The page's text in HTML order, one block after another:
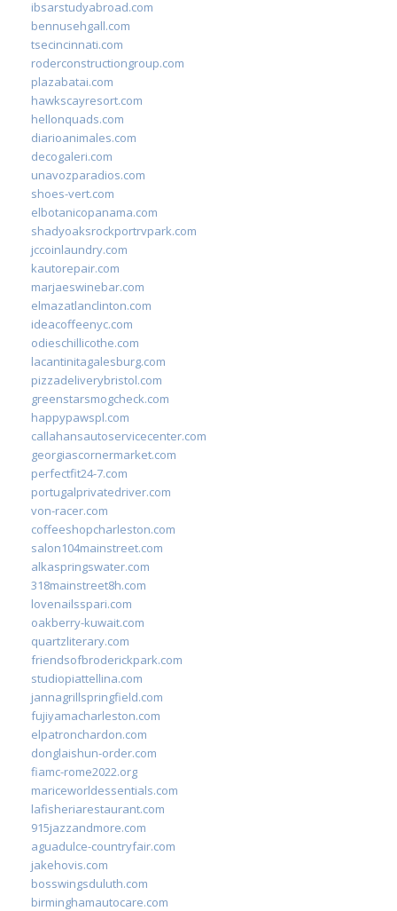
ibsarstudyabroad.com
bennusehgall.com
tsecincinnati.com
roderconstructiongroup.com
plazabatai.com
hawkscayresort.com
hellonquads.com
diarioanimales.com
decogaleri.com
unavozparadios.com
shoes-vert.com
elbotanicopanama.com
shadyoaksrockportrvpark.com
jccoinlaundry.com
kautorepair.com
marjaeswinebar.com
elmazatlanclinton.com
ideacoffeenyc.com
odieschillicothe.com
lacantinitagalesburg.com
pizzadeliverybristol.com
greenstarsmogcheck.com
happypawspl.com
callahansautoservicecenter.com
georgiascornermarket.com
perfectfit24-7.com
portugalprivatedriver.com
von-racer.com
coffeeshopcharleston.com
salon104mainstreet.com
alkaspringswater.com
318mainstreet8h.com
lovenailsspari.com
oakberry-kuwait.com
quartzliterary.com
friendsofbroderickpark.com
studiopiattellina.com
jannagrillspringfield.com
fujiyamacharleston.com
elpatronchardon.com
donglaishun-order.com
fiamc-rome2022.org
mariceworldessentials.com
lafisheriarestaurant.com
915jazzandmore.com
aguadulce-countryfair.com
jakehovis.com
bosswingsduluth.com
birminghamautocare.com